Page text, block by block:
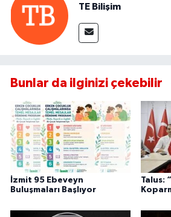
TE Bilişim
Bunlar da ilginizi çekebilir
İzmit 95 Ebeveyn
Buluşmaları Başlıyor
Talus: